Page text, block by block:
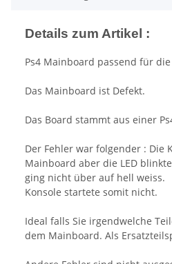
Details zum Artikel :
Ps4 Mainboard passend für die
Das Mainboard ist Defekt.
Das Board stammt aus einer
Der Fehler war folgender : Die
Mainboard aber die LED
ging nicht über auf hell weiss.
Konsole startete somit nicht.
Ideal falls Sie irgendwelche
dem Mainboard. Als